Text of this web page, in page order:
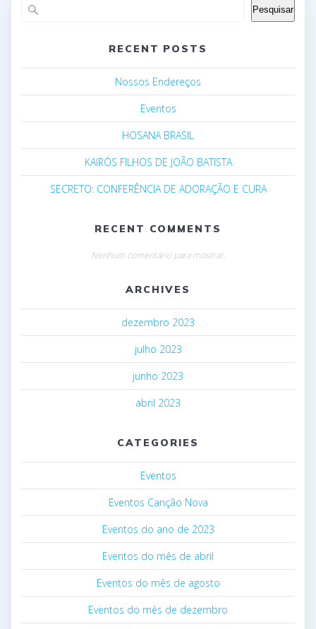
Pesquisar
RECENT POSTS
Nossos Endereços
Eventos
HOSANA BRASIL
KAIRÓS FILHOS DE JOÃO BATISTA
SECRETO: CONFERÊNCIA DE ADORAÇÃO E CURA
RECENT COMMENTS
Nenhum comentário para mostrar.
ARCHIVES
dezembro 2023
julho 2023
junho 2023
abril 2023
CATEGORIES
Eventos
Eventos Canção Nova
Eventos do ano de 2023
Eventos do mês de abril
Eventos do mês de agosto
Eventos do mês de dezembro